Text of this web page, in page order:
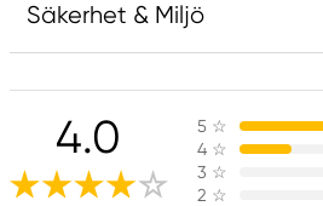
Säkerhet & Miljö
Innehåller 1,2-benzisotiazol-
orsaka en allergisk reaktion.
Innehåller 2-metyl-1,2-
[MBIT]. Kan orsaka en
4.0 5 ☆
4 ☆
3 ☆
2 ☆